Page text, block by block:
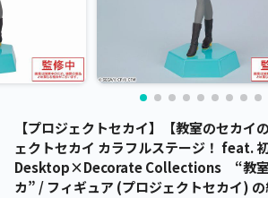
【プロジェクトセカイ】【教室のセカイ
ェクトセカイ カラフルステージ！ feat.
Desktop×Decorate Collections “教室
カ” / フィギュア (プロジェクトセカイ)